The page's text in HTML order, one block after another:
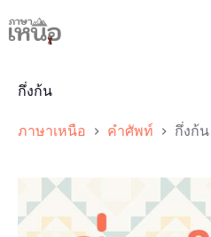
to
content
กึ่งก้น
ภาษาเหนือ คำศัพท์ กึ่งก้น